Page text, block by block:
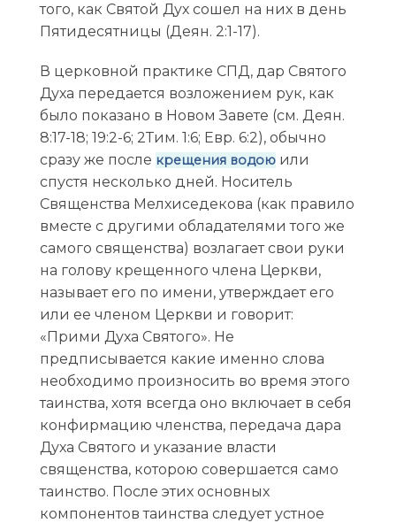
того, как Святой Дух сошел на них в день
Пятидесятницы (Деян. 2:1-17).
В церковной практике СПД, дар Святого
Духа передается возложением рук, как
было показано в Новом Завете (см. Деян.
8:17-18; 19:2-6; 2Тим. 1:6; Евр. 6:2), обычно
сразу же после крещения водоюили
спустя несколько дней. Носитель
Священства Мелхиседекова (как правило
вместе с другими обладателями того же
самого священства) возлагает свои руки
на голову крещенного члена Церкви,
называет его по имени, утверждает его
или ее членом Церкви и говорит:
«Прими Духа Святого». Не
предписывается какие именно слова
необходимо произносить во время этого
таинства, хотя всегда оно включает в себя
конфирмацию членства, передача дара
Духа Святого и указание власти
священства, которою совершается само
таинство. После этих основных
компонентов таинства следует устное